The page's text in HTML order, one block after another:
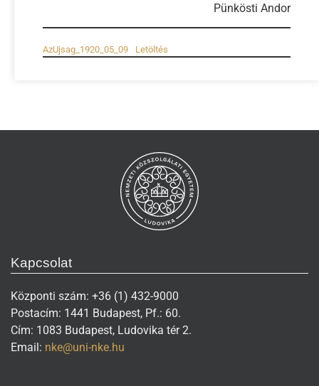
Pünkösti Andor
AzUjsag_1920_05_09 Letöltés
Kapcsolat
Központi szám: +36 (1) 432-9000
Postacím: 1441 Budapest, Pf.: 60.
Cím: 1083 Budapest, Ludovika tér 2.
Email: nke@uni-nke.hu